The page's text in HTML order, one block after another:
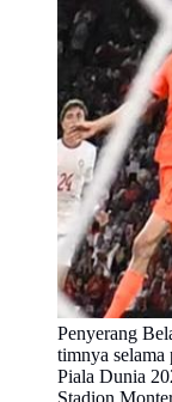
Penyerang
timnya selama
Piala Dunia